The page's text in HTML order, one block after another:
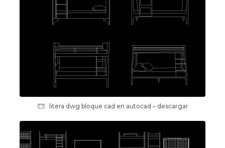
litera dwg bloque cad en autocad – descargar